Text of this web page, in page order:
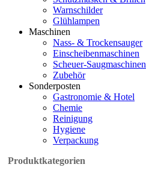
Warnschilder
Glühlampen
Maschinen
Nass- & Trockensauger
Einscheibenmaschinen
Scheuer-Saugmaschinen
Zubehör
Sonderposten
Gastronomie & Hotel
Chemie
Reinigung
Hygiene
Verpackung
Produktkategorien